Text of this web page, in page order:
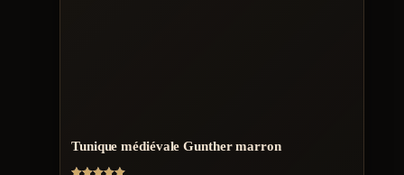
Tunique médiévale Gunther marron